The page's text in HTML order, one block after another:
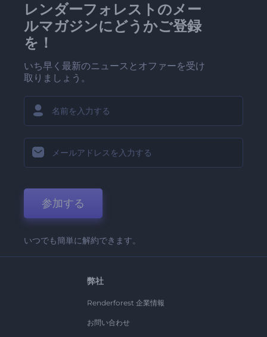
レンダーフォレストのメー
ルマガジンにどうかご登録
を！
いち早く最新のニュースとオファーを受け
取りましょう。
参加する
いつでも簡単に解約できます。
弊社
Renderforest 企業情報
お問い合わせ